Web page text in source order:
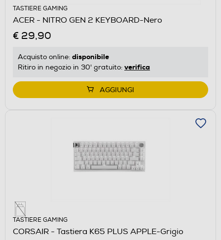
TASTIERE GAMING
ACER - NITRO GEN 2 KEYBOARD-Nero
€ 29,90
Acquisto online: disponibile
Ritiro in negozio in 30' gratuito: verifica
AGGIUNGI
TASTIERE GAMING
CORSAIR - Tastiera K65 PLUS APPLE-Grigio